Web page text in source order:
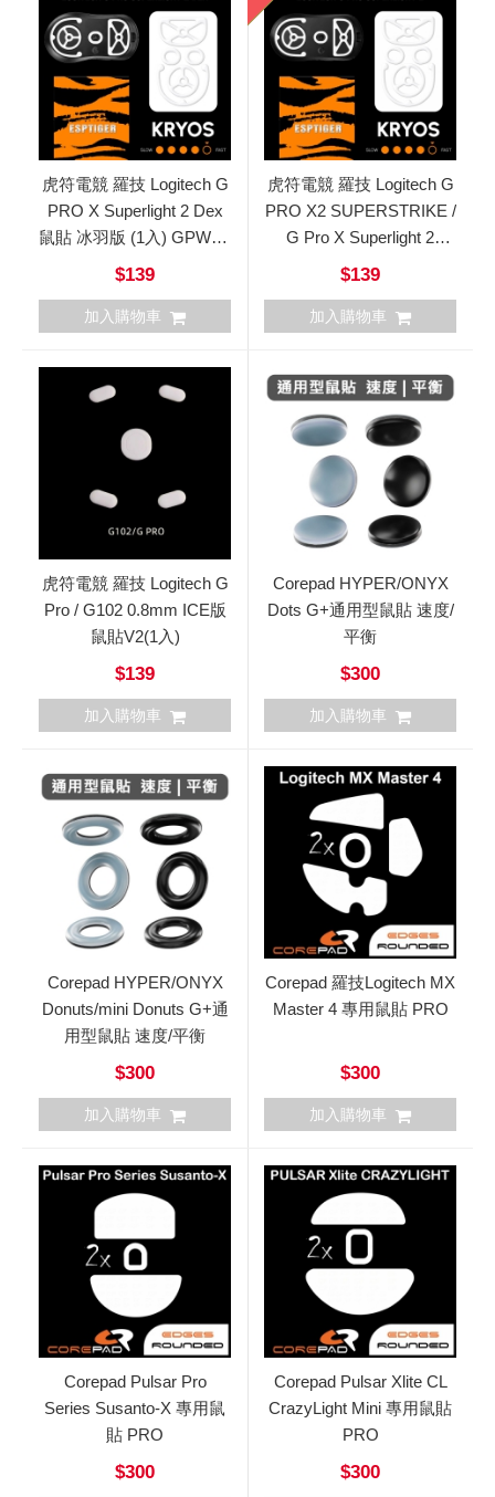
虎符電競 羅技 Logitech G
PRO X Superlight 2 Dex
鼠貼 冰羽版 (1入) GPWX2
DEX
$139
加入購物車
虎符電競 羅技 Logitech G
PRO X2 SUPERSTRIKE /
G Pro X Superlight 2
(GPWX2) 系列鼠貼
$139
加入購物車
虎符電競 羅技 Logitech G
Pro / G102 0.8mm ICE版
鼠貼V2(1入)
$139
加入購物車
Corepad HYPER/ONYX
Dots G+通用型鼠貼 速度/
平衡
$300
加入購物車
Corepad HYPER/ONYX
Donuts/mini Donuts G+通
用型鼠貼 速度/平衡
$300
加入購物車
Corepad 羅技Logitech MX
Master 4 專用鼠貼 PRO
$300
加入購物車
Corepad Pulsar Pro
Series Susanto-X 專用鼠
貼 PRO
$300
Corepad Pulsar Xlite CL
CrazyLight Mini 專用鼠貼
PRO
$300